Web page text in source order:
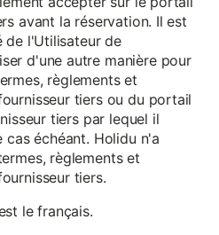
avant la réservation. Il est
de l'Utilisateur de
d'une autre manière pour
règlements et
tiers ou du portail
tiers par lequel il
échéant. Holidu n'a
règlements et
tiers.
le français.